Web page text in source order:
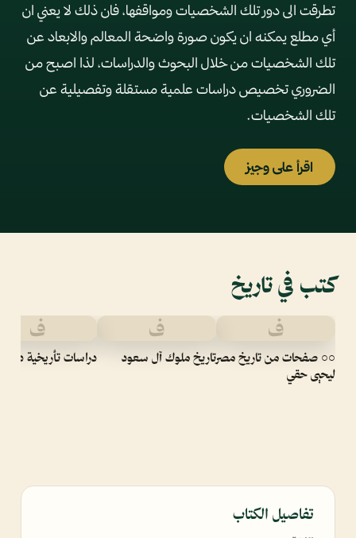
تطرقت الى دور تلك الشخصيات ومواقفها، فان ذلك لا يعني ان
أي مطلع يمكنه ان يكون صورة واضحة المعالم والابعاد عن
تلك الشخصيات من خلال البحوث والدراسات، لذا اصبح من
الضروري تخصيص دراسات علمية مستقلة وتفصيلية عن
تلك الشخصيات.
اقرأ على وجيز
كتب في تاريخ
ف
○○ صفحات من تاريخ مصر
ليحيى حقي
ف
تاريخ ملوك آل سعود
ف
دراسات تأريخية د.
تفاصيل الكتاب